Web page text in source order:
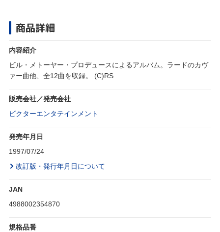
商品詳細
内容紹介
ビル・メトーヤー・プロデュースによるアルバム。ラードのカヴ
ァー曲他、全12曲を収録。 (C)RS
販売会社／発売会社
ビクターエンタテインメント
発売年月日
1997/07/24
改訂版・発行年月日について
JAN
4988002354870
規格品番